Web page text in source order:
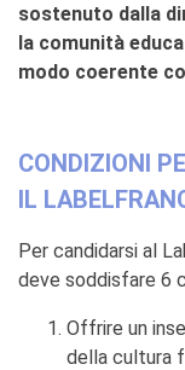
sostenuto dalla
la comunità
modo coerente
CONDIZIONI
IL
Per candidarsi al
deve soddisfare 6
Offrire un
della cultura